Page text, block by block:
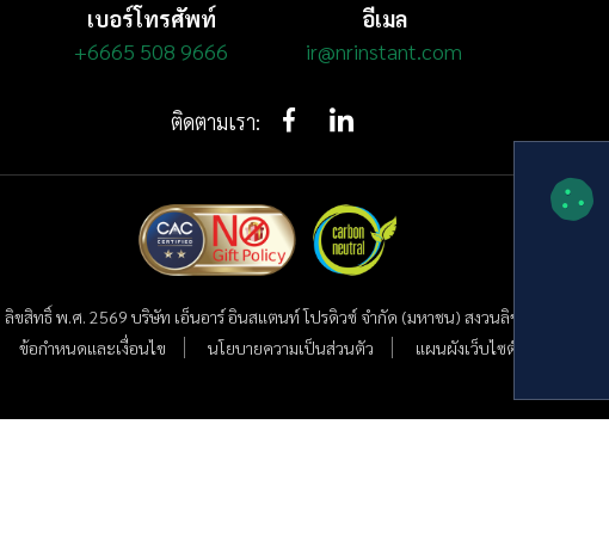
เบอร์โทรศัพท์
+6665 508 9666
อีเมล
ir@nrinstant.com
ติดตามเรา:
ขสิทธิ์ พ.ศ. 2569 บริษัท เอ็นอาร์ อินสแตนท์ โปรดิวซ์ จำกัด (มหาชน) สงวนลิขสิทธิ์
ข้อกำหนดและเงื่อนไข
นโยบายความเป็นส่วนตัว แผนผังเว็บไซต์